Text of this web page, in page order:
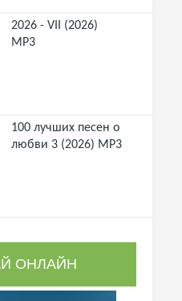
2026 - VII (2026)
MP3
100 лучших песен о
любви 3 (2026) MP3
ОНЛАЙН